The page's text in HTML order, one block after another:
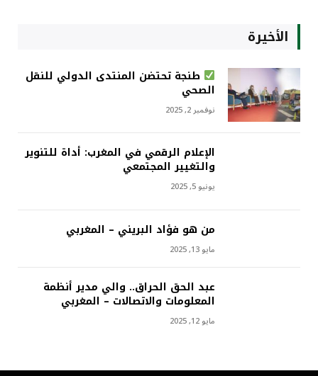
الأخيرة
طنجة تحتضن المنتدى الدولي للنقل
الصحي
نوفمبر 2, 2025
الإعلام الرقمي في المغرب: أداة للتنوير
والتغيير المجتمعي
يونيو 5, 2025
من هو فؤاد البريني – المغربي
مايو 13, 2025
عبد الحق الحراق.. والي مدير أنظمة
المعلومات والاتصالات – المغربي
مايو 12, 2025